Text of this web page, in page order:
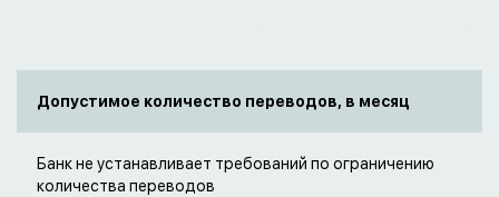
Допустимое количество переводов, в месяц
Банк не устанавливает требований по ограничению
количества переводов